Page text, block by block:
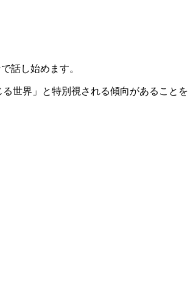
話し始めます。
世界」と特別視される傾向があることを